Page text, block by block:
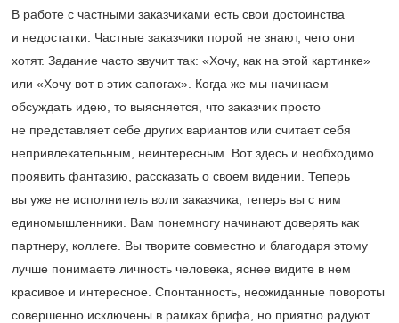
В работе с частными заказчиками есть свои достоинства
и недостатки. Частные заказчики порой не знают, чего они
хотят. Задание часто звучит так: «Хочу, как на этой картинке»
или «Хочу вот в этих сапогах». Когда же мы начинаем
обсуждать идею, то выясняется, что заказчик просто
не представляет себе других вариантов или считает себя
непривлекательным, неинтересным. Вот здесь и необходимо
проявить фантазию, рассказать о своем видении. Теперь
вы уже не исполнитель воли заказчика, теперь вы с ним
единомышленники. Вам понемногу начинают доверять как
партнеру, коллеге. Вы творите совместно и благодаря этому
лучше понимаете личность человека, яснее видите в нем
красивое и интересное. Спонтанность, неожиданные повороты
совершенно исключены в рамках брифа, но приятно радуют